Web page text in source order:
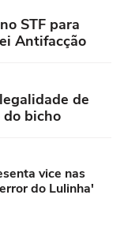
STF para
Antifacção
de
do bicho
vice nas
do Lulinha'